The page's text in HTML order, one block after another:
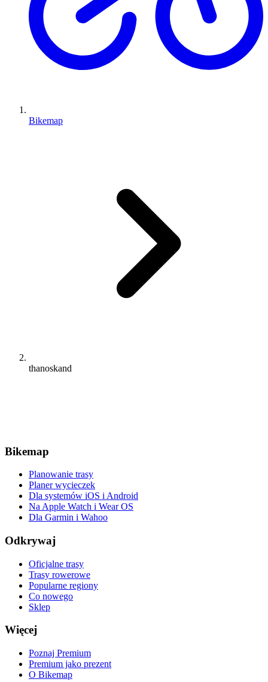
Bikemap
thanoskand
Bikemap
Planowanie trasy
Planer wycieczek
Dla systemów iOS i Android
Na Apple Watch i Wear OS
Dla Garmin i Wahoo
Odkrywaj
Oficjalne trasy
Trasy rowerowe
Popularne regiony
Co nowego
Sklep
Więcej
Poznaj Premium
Premium jako prezent
O Bikemap